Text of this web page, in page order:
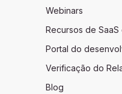
Webinars
Recursos de SaaS
Portal do
Verificação do
Blog